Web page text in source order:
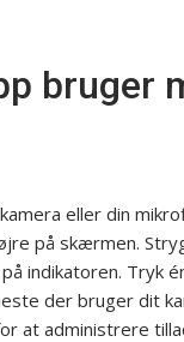
bruger
eller din
på skærmen.
indikatoren. Tryk
der bruger dit
at administrere